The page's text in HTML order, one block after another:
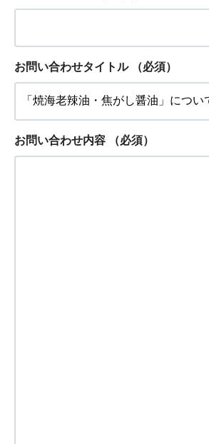
お問い合わせタイトル （必須）
お問い合わせ内容 （必須）